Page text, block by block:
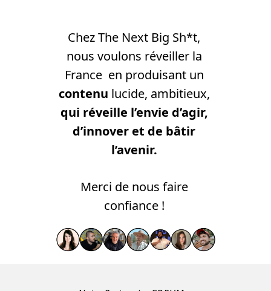
Chez The Next Big Sh*t,
nous voulons réveiller la
contenu
qui réveille l’envie d’agir,
d’innover et de bâtir
l’avenir.
Merci de nous faire
confiance !